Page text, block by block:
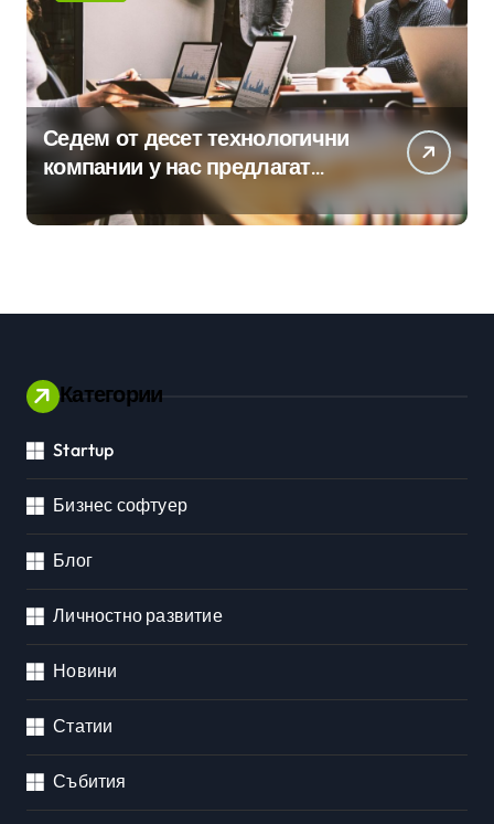
Седем от десет технологични
компании у нас предлагат
хибридна работа
Категории
Startup
Бизнес софтуер
Блог
Личностно развитие
Новини
Статии
Събития